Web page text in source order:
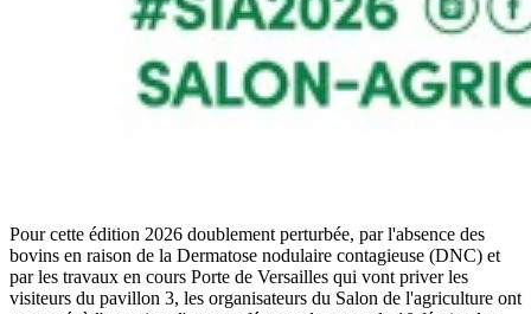
Pour cette édition 2026 doublement perturbée, par l'absence des
bovins en raison de la Dermatose nodulaire contagieuse (DNC) et
par les travaux en cours Porte de Versailles qui vont priver les
visiteurs du pavillon 3, les organisateurs du Salon de l'agriculture ont